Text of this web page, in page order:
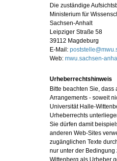
Die zuständige
Ministerium für
Sachsen-Anhalt
Leipziger Straße 58
39112 Magdeburg
E-Mail:
Web: mwu.sachsen-
Urheberrechtshinweis
Bitte beachten Sie,
Arrangements - soweit
Universität Halle-
Urheberrechts
Sie dürfen damit
anderen Web-Sites
zugänglichen Texte
nur unter der